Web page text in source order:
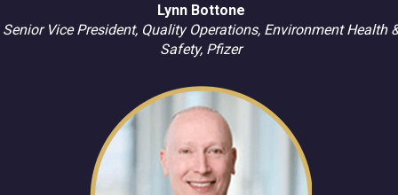
Lynn Bottone
Senior Vice President, Quality Operations, Environment Health
Safety, Pfizer